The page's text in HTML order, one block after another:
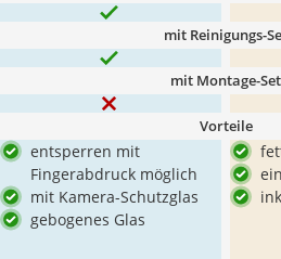
mit Reinigungs-
mit Montage-Set
Vorteile
entsperren mit
Fingerabdruck möglich
mit Kamera-Schutzglas
gebogenes Glas